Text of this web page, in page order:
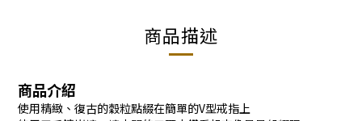
商品描述
商品介紹
使用精緻、復古的穀粒點綴在簡單的V型戒指上